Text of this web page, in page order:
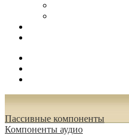
Пассивные компоненты
Компоненты аудио